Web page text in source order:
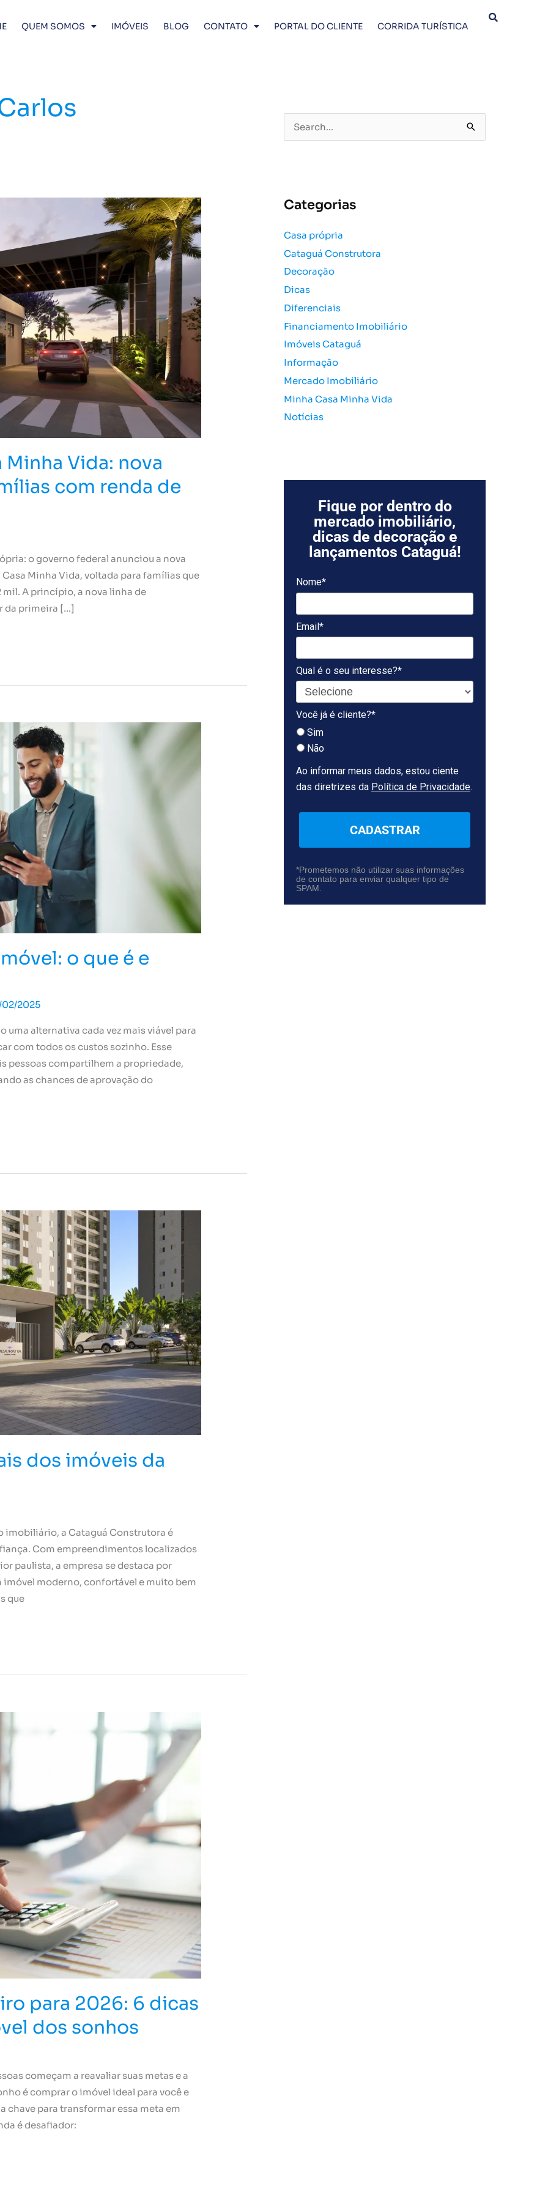
QUEM SOMOS IMÓVEIS BLOG CONTATO PORTAL DO CLIENTE CORRIDA TURÍSTICA
Minha Vida: nova
com renda de
o governo federal anunciou a nova
Minha Vida, voltada para famílias que
mil. A princípio, a nova linha de
da primeira […]
o que é e
02/2025
alternativa cada vez mais viável para
com todos os custos sozinho. Esse
pessoas compartilhem a propriedade,
as chances de aprovação do
dos imóveis da
imobiliário, a Cataguá Construtora é
Com empreendimentos localizados
paulista, a empresa se destaca por
imóvel moderno, confortável e muito bem
que
para 2026: 6 dicas
dos sonhos
começam a reavaliar suas metas e a
é comprar o imóvel ideal para você e
chave para transformar essa meta em
é desafiador:
e
i
a
r
p
o
r
Categorias
Casa própria
Cataguá Construtora
Decoração
Dicas
Diferenciais
Financiamento Imobiliário
Imóveis Cataguá
Informação
Mercado Imobiliário
Minha Casa Minha Vida
Notícias
Fique por dentro do
mercado imobiliário,
dicas de decoração e
lançamentos Cataguá!
Nome*
Email*
Qual é o seu interesse?*
Você já é cliente?*
Sim
Não
Ao informar meus dados, estou ciente
das diretrizes da Política de Privacidade.
CADASTRAR
*Prometemos não utilizar suas informações
de contato para enviar qualquer tipo de
SPAM.